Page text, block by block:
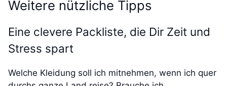
Weitere nützliche Tipps
Eine clevere Packliste, die Dir Zeit und
Stress spart
Welche Kleidung soll ich mitnehmen, wenn ich quer